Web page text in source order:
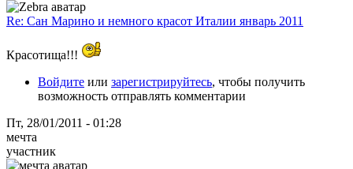
Re: Сан Марино и немного красот Италии январь 2011
Красотища!!!
Войдите или зарегистрируйтесь, чтобы получить
возможность отправлять комментарии
Пт, 28/01/2011 - 01:28
мечта
участник